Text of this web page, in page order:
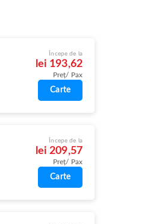
Începe de la
lei 193,62
Preț/ Pax
Carte
Începe de la
lei 209,57
Preț/ Pax
Carte